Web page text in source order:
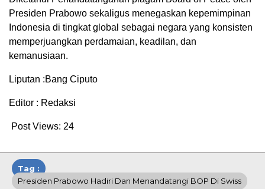
Presiden Prabowo sekaligus menegaskan kepemimpinan
Indonesia di tingkat global sebagai negara yang konsisten
memperjuangkan perdamaian, keadilan, dan
kemanusiaan.
Liputan :Bang Ciputo
Editor : Redaksi
Post Views: 24
Tag :
Presiden Prabowo Hadiri Dan Menandatangi BOP Di Swiss